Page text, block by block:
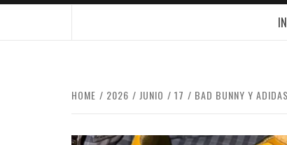
HOME 2026 JUNIO 17 BAD BUNNY Y